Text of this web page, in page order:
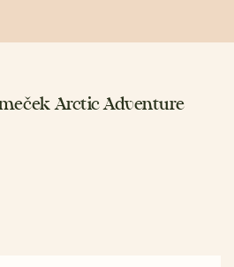
Arctic Adventure